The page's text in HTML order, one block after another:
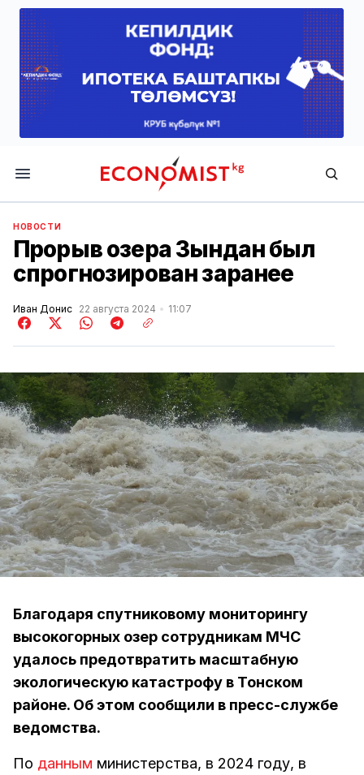
Economist.kg
НОВОСТИ
Прорыв озера Зындан был
спрогнозирован заранее
Иван Донис 22 августа 2024 11:07
Благодаря спутниковому мониторингу
высокогорных озер сотрудникам МЧС
удалось предотвратить масштабную
экологическую катастрофу в Тонском
районе. Об этом сообщили в пресс-службе
ведомства.
По данным министерства, в 2024 году, в